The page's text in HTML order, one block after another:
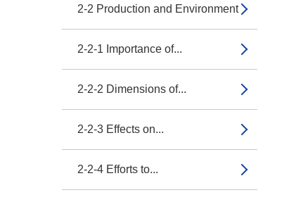
2-2 Production and Environment
2-2-1 Importance of...
2-2-2 Dimensions of...
2-2-3 Effects on...
2-2-4 Efforts to...